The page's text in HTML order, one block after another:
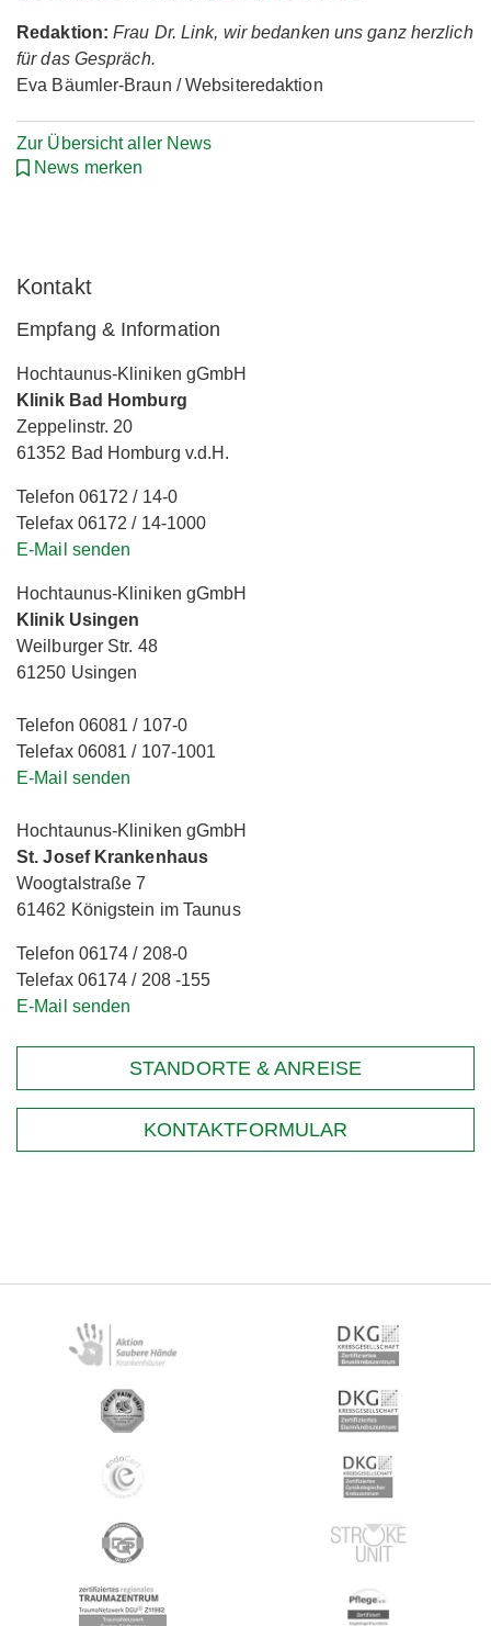
Redaktion: Frau Dr. Link, wir bedanken uns ganz herzlich
für das Gespräch.
Eva Bäumler-Braun / Websiteredaktion
Zur Übersicht aller News
News merken
Kontakt
Empfang & Information
Hochtaunus-Kliniken gGmbH
Klinik Bad Homburg
Zeppelinstr. 20
61352 Bad Homburg v.d.H.
Telefon 06172 / 14-0
Telefax 06172 / 14-1000
E-Mail senden
Hochtaunus-Kliniken gGmbH
Klinik Usingen
Weilburger Str. 48
61250 Usingen
Telefon 06081 / 107-0
Telefax 06081 / 107-1001
E-Mail senden
Hochtaunus-Kliniken gGmbH
St. Josef Krankenhaus
Woogtalstraße 7
61462 Königstein im Taunus
Telefon 06174 / 208-0
Telefax 06174 / 208 -155
E-Mail senden
STANDORTE & ANREISE
KONTAKTFORMULAR